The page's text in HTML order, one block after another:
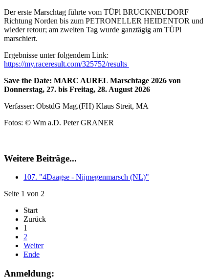
Der erste Marschtag führte vom TÜPl BRUCKNEUDORF
Richtung Norden bis zum PETRONELLER HEIDENTOR und
wieder retour; am zweiten Tag wurde ganztägig am TÜPl
marschiert.
Ergebnisse unter folgendem Link:
https://my.raceresult.com/325752/results
Save the Date: MARC AUREL Marschtage 2026 von
Donnerstag, 27. bis Freitag, 28. August 2026
Verfasser: ObstdG Mag.(FH) Klaus Streit, MA
Fotos: © Wm a.D. Peter GRANER
Weitere Beiträge...
107. "4Daagse - Nijmegenmarsch (NL)"
Seite 1 von 2
Start
Zurück
1
2
Weiter
Ende
Anmeldung: